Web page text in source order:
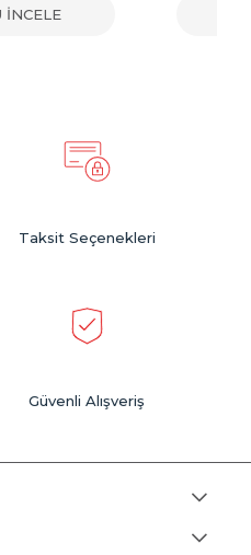
İNCELE
Taksit Seçenekleri
Güvenli Alışveriş